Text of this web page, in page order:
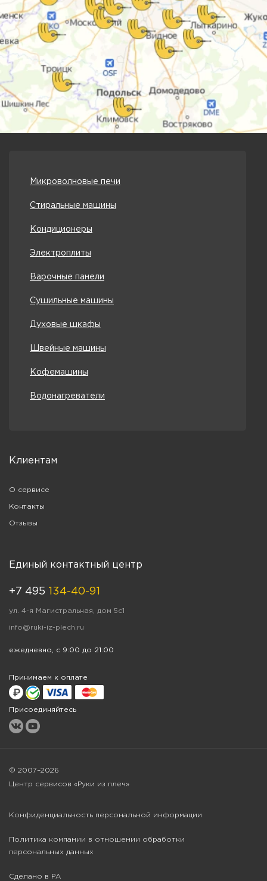
Микроволновые печи
Стиральные машины
Кондиционеры
Электроплиты
Варочные панели
Сушильные машины
Духовые шкафы
Швейные машины
Кофемашины
Водонагреватели
Клиентам
О сервисе
Контакты
Отзывы
Единый контактный центр
+7 495 134-40-91
ул. 4-я Магистральная, дом 5с1
info@ruki-iz-plech.ru
ежедневно, с 9:00 до 21:00
Принимаем к оплате
Присоединяйтесь
© 2007–2026
Центр сервисов «Руки из плеч»
Конфиденциальность персональной информации
Политика компании в отношении обработки
персональных данных
Сделано в РА